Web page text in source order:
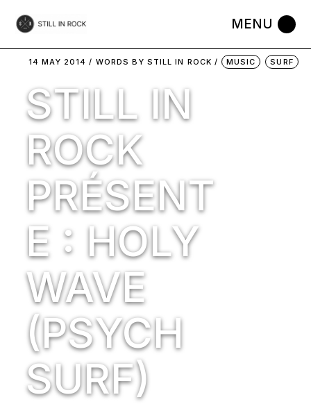
the
14 MAY 2014 WORDS BY STILL IN ROCK MUSIC SURF
STILL IN
ROCK
PRÉSENT
E : HOLY
WAVE
(PSYCH
SURF)